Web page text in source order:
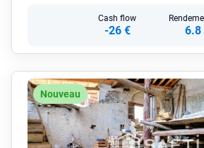
Cash flow
-26 € 6.8
Nouveau